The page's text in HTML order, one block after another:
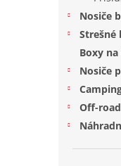
Nosiče
Strešné
Boxy
Nosiče
Off-